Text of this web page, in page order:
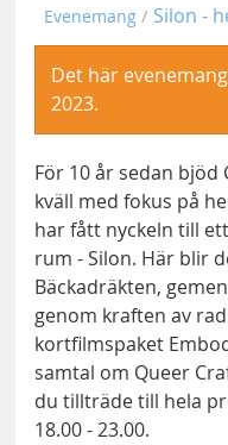
Evenemang Silon -
Det här
2023.
För 10 år sedan bjöd
kväll med fokus på
har fått nyckeln till
rum - Silon. Här blir
Bäckadräkten,
genom kraften av
kortfilmspaket
samtal om Queer
du tillträde till hela
18.00 - 23.00.